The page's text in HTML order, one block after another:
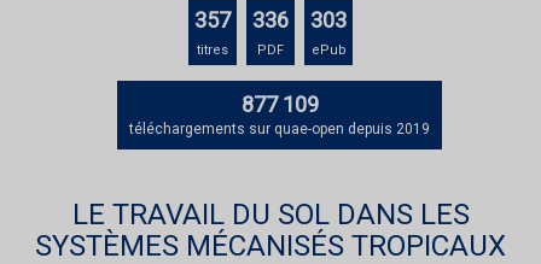
le
357
titres
336
PDF
303
ePub
877 109
téléchargements sur quae-open depuis 2019
LE TRAVAIL DU SOL DANS LES
SYSTÈMES MÉCANISÉS TROPICAUX